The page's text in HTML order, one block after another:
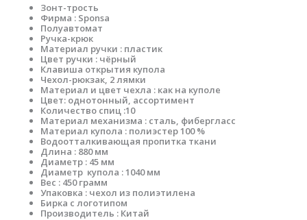
Зонт-трость
Фирма : Sponsa
Полуавтомат
Ручка-крюк
Материал ручки : пластик
Цвет ручки : чёрный
Клавиша открытия купола
Чехол-рюкзак, 2 лямки
Материал и цвет чехла : как на куполе
Цвет: однотонный, ассортимент
Количество спиц :10
Материал механизма : сталь, фибергласс
Материал купола : полиэстер 100 %
Водоотталкивающая пропитка ткани
Длина : 880 мм
Диаметр : 45 мм
Диаметр купола : 1040 мм
Вес : 450 грамм
Упаковка : чехол из полиэтилена
Бирка с логотипом
Производитель : Китай